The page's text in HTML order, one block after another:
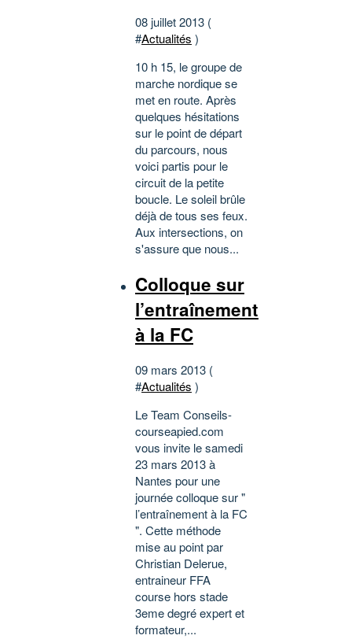
08 juillet 2013 (
#Actualités )
10 h 15, le groupe de
marche nordique se
met en route. Après
quelques hésitations
sur le point de départ
du parcours, nous
voici partis pour le
circuit de la petite
boucle. Le soleil brûle
déjà de tous ses feux.
Aux intersections, on
s'assure que nous...
Colloque sur
l’entraînement
à la FC
09 mars 2013 (
#Actualités )
Le Team Conseils-
courseapied.com
vous invite le samedi
23 mars 2013 à
Nantes pour une
journée colloque sur "
l’entraînement à la FC
". Cette méthode
mise au point par
Christian Delerue,
entraineur FFA
course hors stade
3eme degré expert et
formateur,...